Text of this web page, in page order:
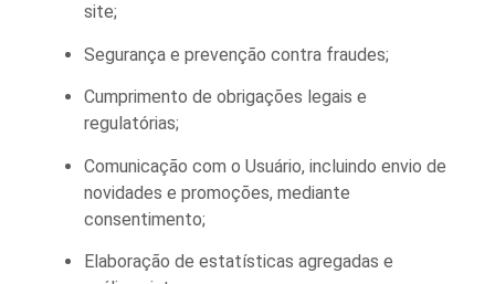
site;
Segurança e prevenção contra fraudes;
Cumprimento de obrigações legais e
regulatórias;
Comunicação com o Usuário, incluindo envio de
novidades e promoções, mediante
consentimento;
Elaboração de estatísticas agregadas e